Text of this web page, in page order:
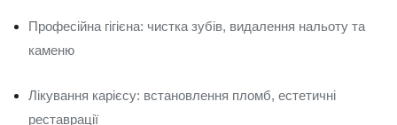
Професійна гігієна: чистка зубів, видалення нальоту та
каменю
Лікування карієсу: встановлення пломб, естетичні
реставрації